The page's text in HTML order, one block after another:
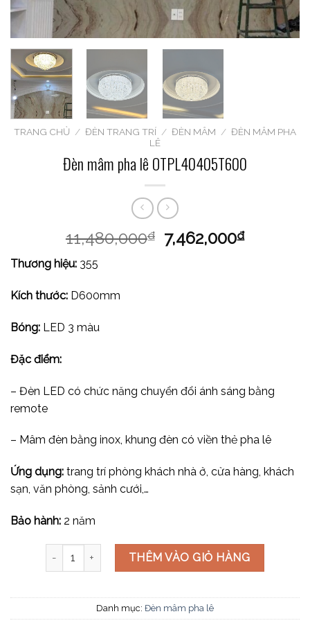
TRANG CHỦ / ĐÈN TRANG TRÍ / ĐÈN MÂM / ĐÈN MÂM PHA
LÊ
Đèn mâm pha lê OTPL40405T600
11,480,000₫ 7,462,000₫
Thương hiệu: 355
Kích thước: D600mm
Bóng: LED 3 màu
Đặc điểm:
– Đèn LED có chức năng chuyển đổi ánh sáng bằng
remote
– Mâm đèn bằng inox, khung đèn có viền thẻ pha lê
Ứng dụng: trang trí phòng khách nhà ở, cửa hàng, khách
sạn, văn phòng, sảnh cưới,…
Bảo hành: 2 năm
Đèn mâm pha lê OTPL40405T600 số lượng
THÊM VÀO GIỎ HÀNG
Danh mục: Đèn mâm pha lê